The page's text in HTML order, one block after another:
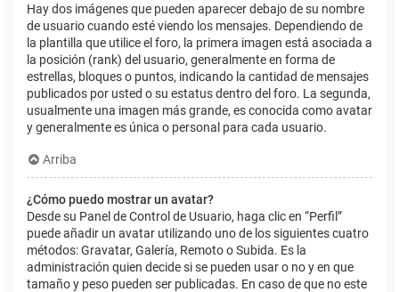
Hay dos imágenes que pueden aparecer debajo de su nombre
de usuario cuando esté viendo los mensajes. Dependiendo de
la plantilla que utilice el foro, la primera imagen está asociada a
la posición (rank) del usuario, generalmente en forma de
estrellas, bloques o puntos, indicando la cantidad de mensajes
publicados por usted o su estatus dentro del foro. La segunda,
usualmente una imagen más grande, es conocida como avatar
y generalmente es única o personal para cada usuario.
Arriba
¿Cómo puedo mostrar un avatar?
Desde su Panel de Control de Usuario, haga clic en “Perfil”
puede añadir un avatar utilizando uno de los siguientes cuatro
métodos: Gravatar, Galería, Remoto o Subida. Es la
administración quien decide si se pueden usar o no y en que
tamaño y peso pueden ser publicadas. En caso de que no este